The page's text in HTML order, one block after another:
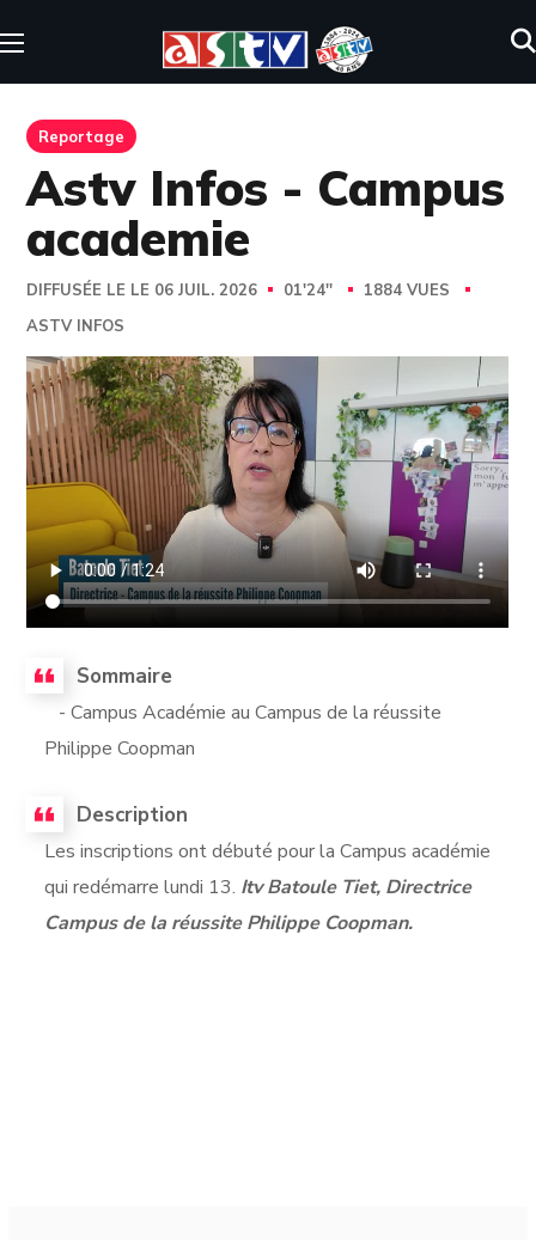
Reportage
Astv Infos - Campus
academie
DIFFUSÉE LE LE 06 JUIL. 2026 01'24''
1884 VUES
ASTV INFOS
Sommaire
- Campus Académie au Campus de la réussite
Philippe Coopman
Description
Les inscriptions ont débuté pour la Campus académie
qui redémarre lundi 13. Itv Batoule Tiet, Directrice
Campus de la réussite Philippe Coopman.